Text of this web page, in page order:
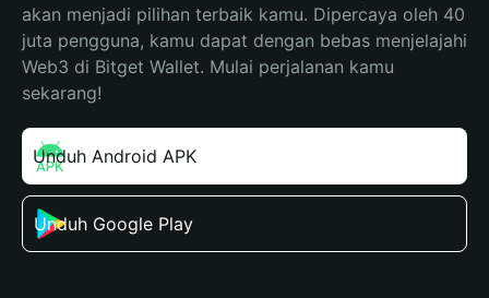
akan menjadi pilihan terbaik kamu. Dipercaya oleh 40
juta pengguna, kamu dapat dengan bebas menjelajahi
Web3 di Bitget Wallet. Mulai perjalanan kamu
sekarang!
Unduh Android APK
Unduh Google Play